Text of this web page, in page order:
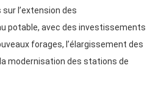
l’extension des
potable, avec des investissements
forages, l’élargissement des
modernisation des stations de